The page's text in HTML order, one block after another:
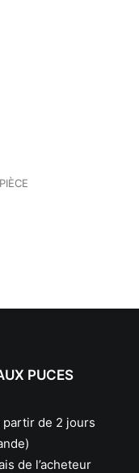
PUCES
partir de 2 jours
de l’acheteur